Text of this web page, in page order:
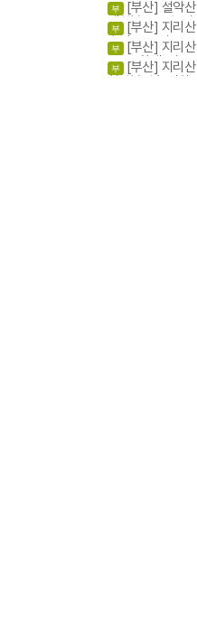
일
부 [부산] 설악산
대청봉. 공룡능선
부 [부산] 지리산
숙박종주(성중.화
대)1무1박3일
부 [부산] 지리산
종주 (화대. 성중)
천왕봉코스
부 [부산] 지리산
천왕봉일출.연하